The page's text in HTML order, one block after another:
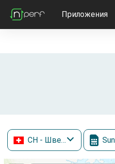
Приложения
CH - Швейцария